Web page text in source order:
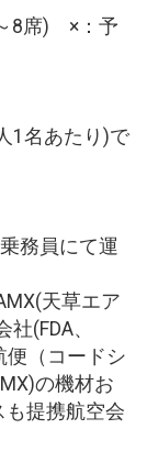
8席) ×：予
1名あたり)で
務員にて運
天草エア
(FDA、
便（コードシ
の機材お
も提携航空会